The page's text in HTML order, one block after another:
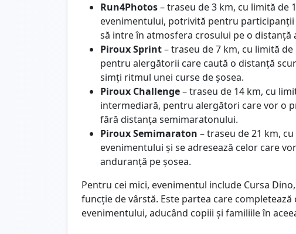
Run4Photos– traseu de 3 km, cu limită de
evenimentului, potrivită pentru
să intre în atmosfera crosului pe o distanță
Piroux Sprint– traseu de 7 km, cu limită
pentru alergătorii care caută o distanță
simți ritmul unei curse de șosea.
Piroux Challenge– traseu de 14 km, cu
intermediară, pentru alergători care vor o
fără distanța semimaratonului.
Piroux Semimaraton – traseu de 21 km,
evenimentului și se adresează celor care
anduranță pe șosea.
Pentru cei mici, evenimentul include Cursa
funcție de vârstă. Este partea care
evenimentului, aducând copiii și familiile în